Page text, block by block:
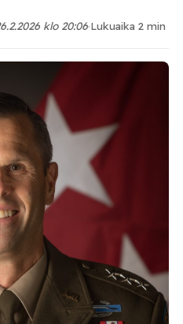
klo 20:06·Lukuaika 2 min